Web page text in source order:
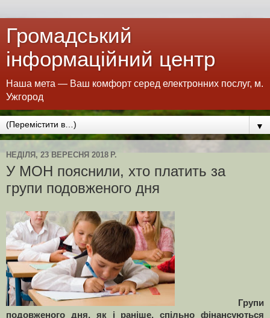
Громадський
інформаційний центр
Наша мета — Ваш комфорт серед електронних послуг, м.
Ужгород
▼
НЕДІЛЯ, 23 ВЕРЕСНЯ 2018 Р.
У МОН пояснили, хто платить за
групи подовженого дня
Групи
подовженого дня, як і раніше, спільно фінансуються